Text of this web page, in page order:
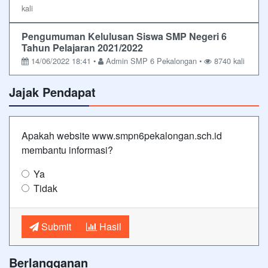
kali
Pengumuman Kelulusan Siswa SMP Negeri 6
Tahun Pelajaran 2021/2022
14/06/2022 18:41 • Admin SMP 6 Pekalongan • 8740 kali
Jajak Pendapat
Apakah website www.smpn6pekalongan.sch.id
membantu informasi?
Ya
Tidak
Submit Hasil
Berlangganan